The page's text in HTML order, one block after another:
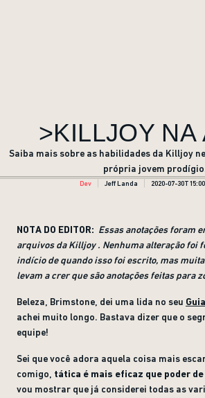
>KILLJOY NA
Saiba mais sobre as habilidades da Killjoy
própria jovem
Dev Jeff Landa 2020-07-
NOTA DO EDITOR: Essas anotações foram
arquivos da Killjoy . Nenhuma alteração foi
indício de quando isso foi escrito, mas
levam a crer que são anotações feitas para
Beleza, Brimstone, dei uma lida no seu
achei muito longo. Bastava dizer que o
equipe!
Sei que você adora aquela coisa mais
comigo, tática é mais eficaz que poder
vou mostrar que já considerei todas as